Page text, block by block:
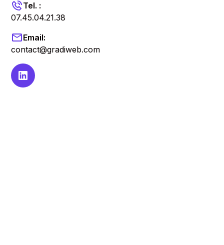
Tel. :
07.45.04.21.38
Email:
contact@gradiweb.com